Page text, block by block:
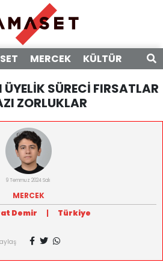
MERCEK KÜLTÜR
SÜRECİ FIRSATLAR
ZORLUKLAR
9 Temmuz 2024 Salı
MERCEK
Demir
| Türkiye